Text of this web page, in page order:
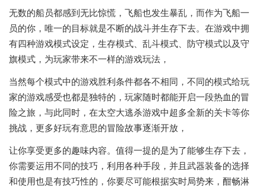
无数的船员都感到无比惊慌，飞船也发生暴乱，而作为飞船一
员的你，唯一的目标就是不断的战斗并生存下去。在游戏中拥
有四种游戏模式设定，生存模式、乱斗模式、防守模式以及守
旗模式，为玩家带来不一样的游戏玩法，
当然每个模式中的游戏胜利条件都各不相同，不同的模式给玩
家的游戏感受也都是独特的，玩家随时都能开启一段热血的冒
险之旅，与此同时，在太空大逃杀游戏中超多全新的关卡等你
挑战，更多好玩有意思的冒险故事逐渐开放，
让你享受更多的趣味内容。值得一提的是为了能够生存下去，
你需要运用不同的技巧，利用各种手段，并且武器装备的选择
和使用也是有技巧性的，你要尽可能根据实时局势来，酣畅淋